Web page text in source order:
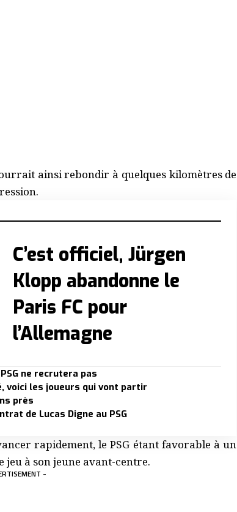
ainsi rebondir à quelques kilomètres de
C’est officiel, Jürgen
Klopp abandonne le
Paris FC pour
l’Allemagne
ne recrutera pas
voici les joueurs qui vont partir
près
de Lucas Digne au PSG
rapidement, le PSG étant favorable à un
à son jeune avant-centre.
-